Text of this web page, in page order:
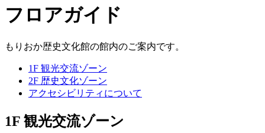
フロアガイド
もりおか歴史文化館の館内のご案内です。
1F 観光交流ゾーン
2F 歴史文化ゾーン
アクセシビリティについて
1F 観光交流ゾーン